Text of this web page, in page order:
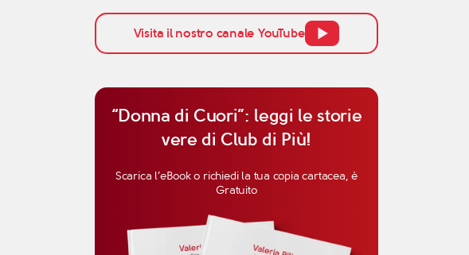
attenzione. Per questo, quando si parla di
affinità del Capricorno in amore, non
bisogna pensare solo all’attrazione
iniziale, ma anche alla […]
Visita il nostro canale YouTube
“Donna di Cuori”: leggi le storie
vere di Club di Più!
Scarica l’eBook o richiedi la tua copia cartacea, è
Gratuito